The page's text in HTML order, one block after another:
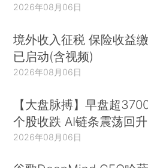
2026年08月06日
境外收入征税 保险收益
已启动(含视频)
2026年08月06日
【大盘脉搏】早盘超
个股收跌 AI链条震荡回升
2026年08月06日